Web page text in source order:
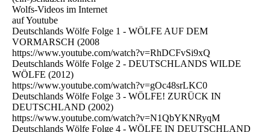
Wolfs-Videos im Internet
auf Youtube
Deutschlands Wölfe Folge 1 - WÖLFE AUF DEM
VORMARSCH (2008
https://www.youtube.com/watch?v=RhDCFvSi9xQ
Deutschlands Wölfe Folge 2 - DEUTSCHLANDS WILDE
WÖLFE (2012)
https://www.youtube.com/watch?v=gOc48srLKC0
Deutschlands Wölfe Folge 3 - WÖLFE! ZURÜCK IN
DEUTSCHLAND (2002)
https://www.youtube.com/watch?v=N1QbYKNRyqM
Deutschlands Wölfe Folge 4 - WÖLFE IN DEUTSCHLAND